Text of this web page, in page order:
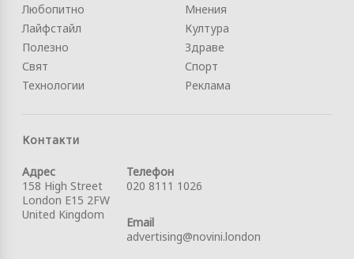
Любопитно
Лайфстайл
Полезно
Свят
Технологии
Мнения
Култура
Здраве
Спорт
Реклама
Контакти
Адрес
158 High Street
London E15 2FW
United Kingdom
Телефон
020 8111 1026
Email
advertising@novini.london